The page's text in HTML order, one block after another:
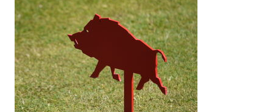
GOLF NEWS
GOLFEINSTEIGER
GOLFHOTELS